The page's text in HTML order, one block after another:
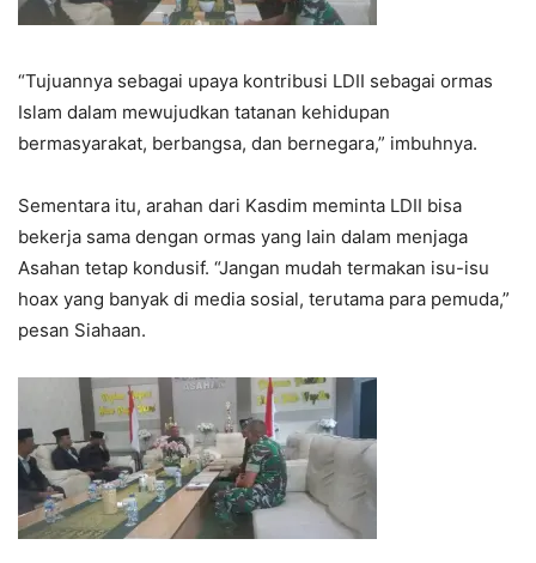
“Tujuannya sebagai upaya kontribusi LDII sebagai ormas
Islam dalam mewujudkan tatanan kehidupan
bermasyarakat, berbangsa, dan bernegara,” imbuhnya.
Sementara itu, arahan dari Kasdim meminta LDII bisa
bekerja sama dengan ormas yang lain dalam menjaga
Asahan tetap kondusif. “Jangan mudah termakan isu-isu
hoax yang banyak di media sosial, terutama para pemuda,”
pesan Siahaan.